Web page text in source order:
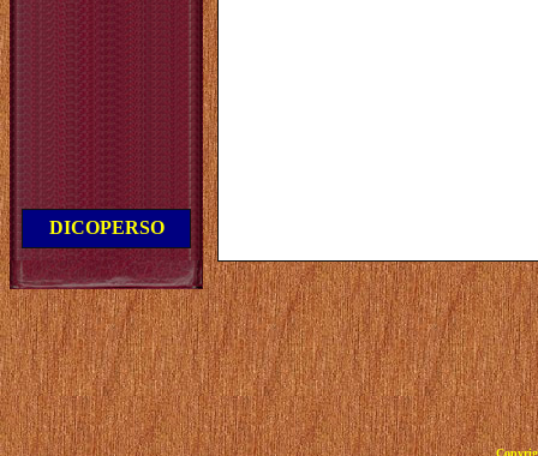
DICOPERSO